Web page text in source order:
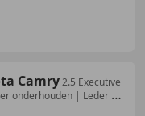
Camry2.5 Executive
onderhouden | Leder |